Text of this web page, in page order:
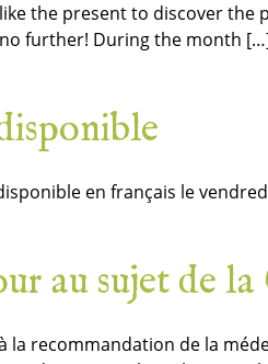
the present to discover the
further! During the month
en français le
au sujet de
la recommandation de la